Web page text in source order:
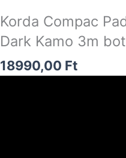
Korda Compac
Dark Kamo 3m
18990,00 Ft